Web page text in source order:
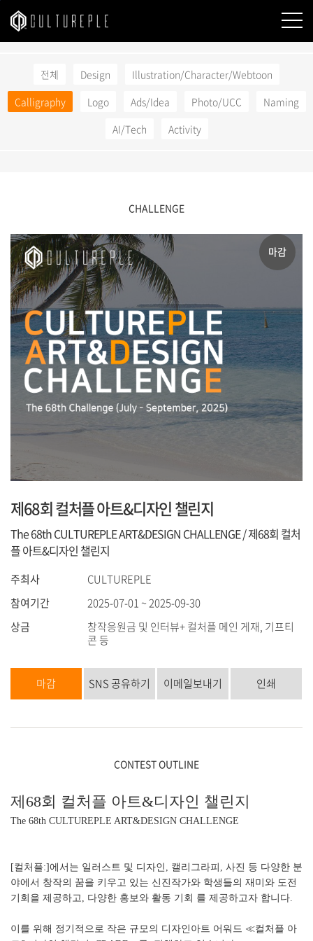
본문바로가기
전체 Design
Illustration/Character/Webtoon
Calligraphy
Logo Ads/Idea Photo/UCC
Naming
AI/Tech
Activity
CHALLENGE
마감
제68회 컬처플 아트&디자인 챌린지
The 68th CULTUREPLE ART&DESIGN CHALLENGE / 제68회 컬처
플 아트&디자인 챌린지
주최사
CULTUREPLE
참여기간
2025-07-01 ~ 2025-09-30
상금
창작응원금 및 인터뷰+ 컬처플 메인 게재, 기프티
콘 등
마감 SNS 공유하기 이메일보내기 인쇄
CONTEST OUTLINE
제68회 컬처플 아트&디자인 챌린지
The 68th CULTUREPLE ART&DESIGN CHALLENGE
[컬처플:]에서는 일러스트 및 디자인, 캘리그라피, 사진 등 다양한 분
야에서 창작의 꿈을 키우고 있는 신진작가와 학생들의 재미와 도전
기회을 제공하고, 다양한 홍보와 활동 기회 를 제공하고자 합니다.
이를 위해 정기적으로 작은 규모의 디자인아트 어워드 ≪컬처플 아